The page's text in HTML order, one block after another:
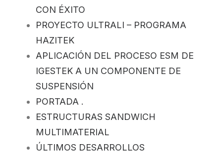
CON ÉXITO
PROYECTO ULTRALI – PROGRAMA
HAZITEK
APLICACIÓN DEL PROCESO ESM DE
IGESTEK A UN COMPONENTE DE
SUSPENSIÓN
PORTADA .
ESTRUCTURAS SANDWICH
MULTIMATERIAL
ÚLTIMOS DESARROLLOS